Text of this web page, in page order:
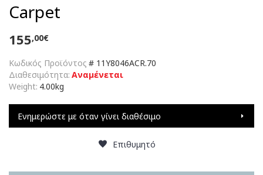
Carpet
Κωδικός Προϊόντος # 11Y8046ACR.70
Διαθεσιμότητα: Αναμένεται
Weight: 4.00kg
155,00€
Ενημερώστε με όταν γίνει διαθέσιμο
Επιθυμητό